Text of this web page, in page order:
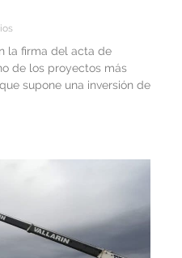
la firma del acta de
de los proyectos más
supone una inversión de